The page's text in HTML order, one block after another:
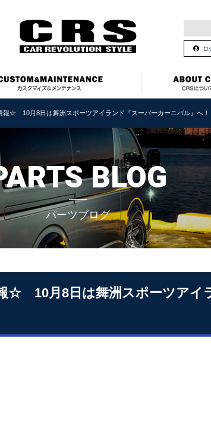
ロ
報☆ 10月8日は舞洲スポーツアイランド『スーパーカーニバル』へ！
BLOG
パーツブログ
☆ 10月8日は舞洲スポーツアイ